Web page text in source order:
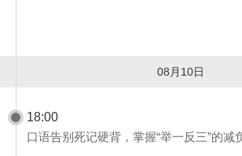
08月10日
18:00
口语告别死记硬背，掌握“举一反三”的减